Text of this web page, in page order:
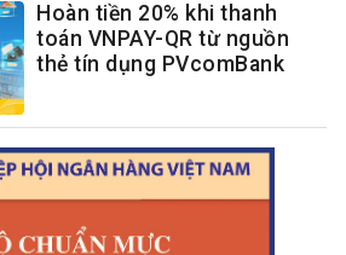
Hoàn tiền 20% khi thanh
toán VNPAY-QR từ nguồn
thẻ tín dụng PVcomBank